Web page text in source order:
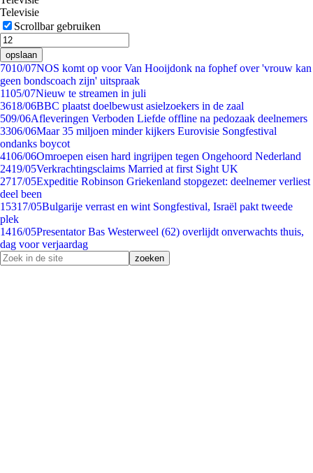
Televisie
Scrollbar gebruiken
opslaan
7010/07NOS komt op voor Van Hooijdonk na fophef over 'vrouw kan
geen bondscoach zijn' uitspraak
1105/07Nieuw te streamen in juli
3618/06BBC plaatst doelbewust asielzoekers in de zaal
509/06Afleveringen Verboden Liefde offline na pedozaak deelnemers
3306/06Maar 35 miljoen minder kijkers Eurovisie Songfestival
ondanks boycot
4106/06Omroepen eisen hard ingrijpen tegen Ongehoord Nederland
2419/05Verkrachtingsclaims Married at first Sight UK
2717/05Expeditie Robinson Griekenland stopgezet: deelnemer verliest
deel been
15317/05Bulgarije verrast en wint Songfestival, Israël pakt tweede
plek
1416/05Presentator Bas Westerweel (62) overlijdt onverwachts thuis,
dag voor verjaardag